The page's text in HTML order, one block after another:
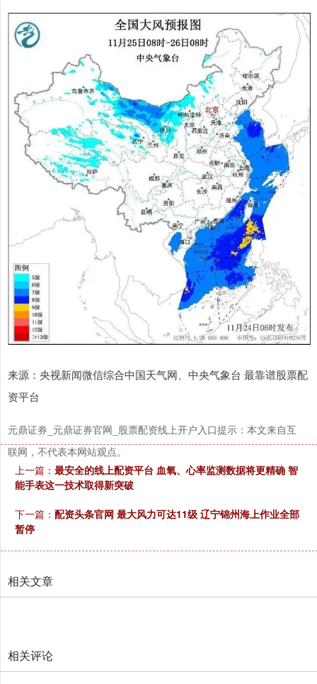
来源：央视新闻微信综合中国天气网、中央气象台 最靠谱股票配
资平台
元鼎证券_元鼎证券官网_股票配资线上开户入口提示：本文来自互
联网，不代表本网站观点。
上一篇： 最安全的线上配资平台 血氧、心率监测数据将更精确 智
能手表这一技术取得新突破
下一篇： 配资头条官网 最大风力可达11级 辽宁锦州海上作业全部
暂停
相关文章
相关评论
深证成指 14110.12 -34.08 -0.24%
沪深300 4651.31 -6.85 -0.15%